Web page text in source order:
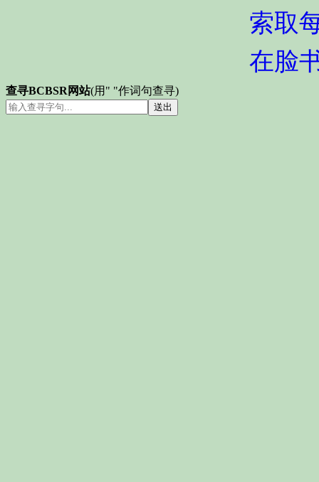
索取
在脸
查寻BCBSR网站(用" "作词句查寻)